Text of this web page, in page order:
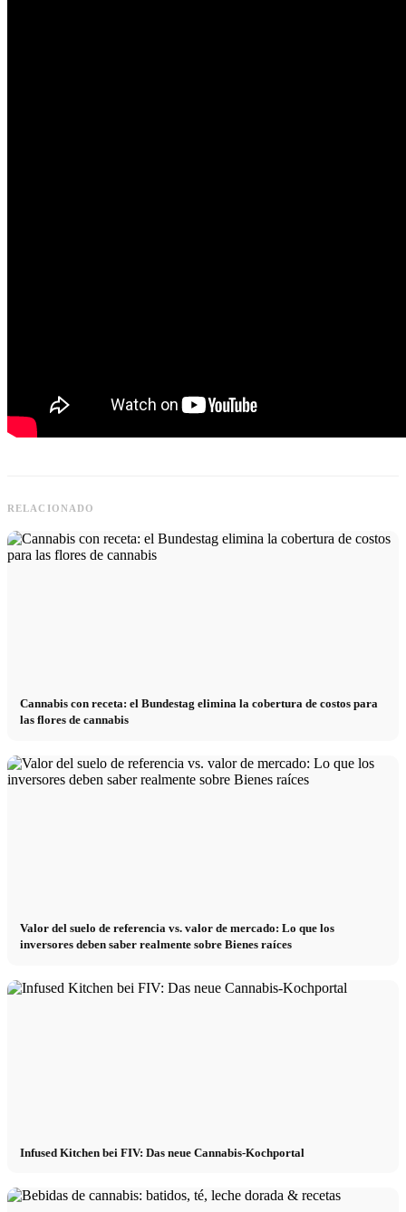
RELACIONADO
Cannabis con receta: el Bundestag elimina la cobertura de costos para
las flores de cannabis
Valor del suelo de referencia vs. valor de mercado: Lo que los
inversores deben saber realmente sobre Bienes raíces
Infused Kitchen bei FIV: Das neue Cannabis-Kochportal